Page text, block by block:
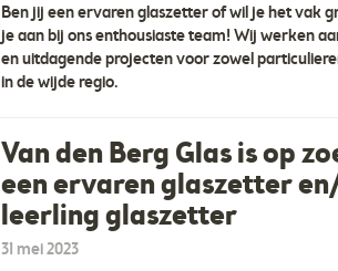
Ben jij een ervaren glaszetter of wil je het vak
je aan bij ons enthousiaste team! Wij werken
en uitdagende projecten voor zowel
in de wijde regio.
Van den Berg Glas is op
een ervaren glaszetter
leerling glaszetter
31 mei 2023